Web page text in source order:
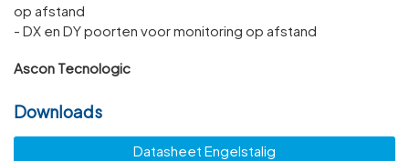
op afstand
- DX en DY poorten voor monitoring op afstand
Ascon Tecnologic
Downloads
Datasheet Engelstalig